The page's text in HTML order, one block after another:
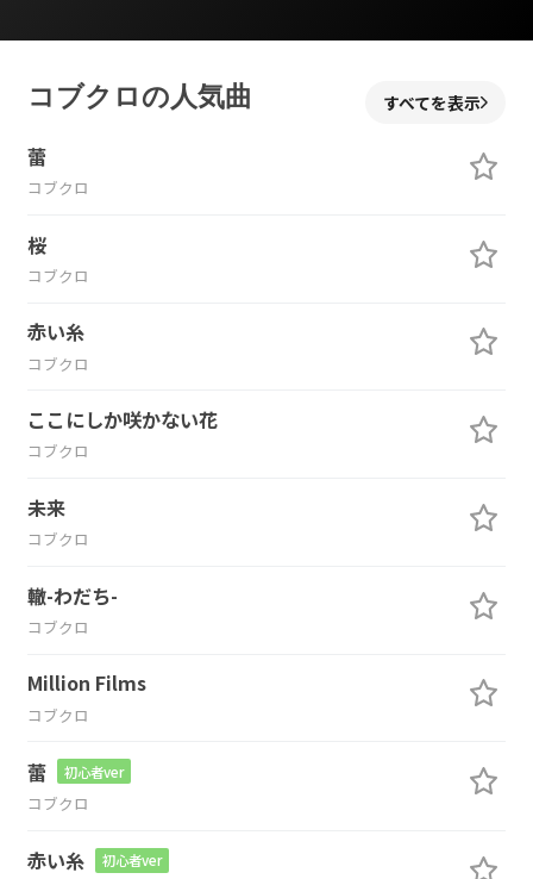
コブクロの人気曲 すべてを表示
蕾
コブクロ
桜
コブクロ
赤い糸
コブクロ
ここにしか咲かない花
コブクロ
未来
コブクロ
轍-わだち-
コブクロ
Million Films
コブクロ
蕾 初心者ver
コブクロ
赤い糸 初心者ver